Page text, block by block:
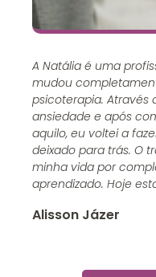
A Natália é uma
mudou
psicoterapia. Através
ansiedade e após
aquilo, eu voltei a
deixado para trás. O
minha vida por
aprendizado. Hoje
Alisson Jázer